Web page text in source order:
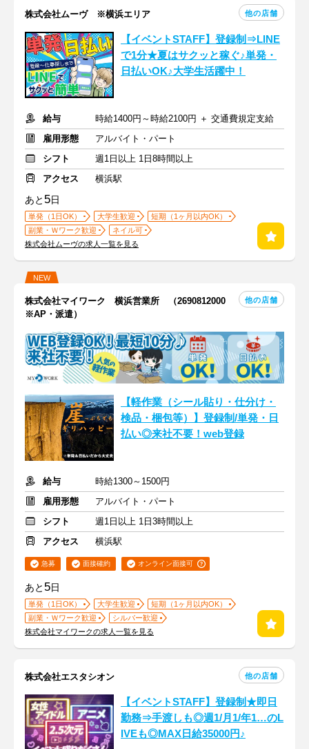
株式会社ムーヴ ※横浜エリア 他の店舗
【イベントSTAFF】登録制⇒LINE
で1分★夏はサクッと稼ぐ♪単発・
日払いOK♪大学生活躍中！
給与
時給1400円～時給2100円 ＋ 交通費規定支給
雇用形態
アルバイト・パート
シフト
週1日以上 1日8時間以上
アクセス
横浜駅
あと 5日
単発（1日OK） 大学生歓迎
短期（1ヶ月以内OK）
副業・Ｗワーク歓迎
ネイル可
株式会社ムーヴの求人一覧を見る
NEW
株式会社マイワーク 横浜営業所 （2690812000
※AP・派遣）
他の店舗
【軽作業（シール貼り・仕分け・
検品・梱包等）】登録制/単発・日
払い◎来社不要！web登録
給与
時給1300～1500円
雇用形態
アルバイト・パート
シフト
週1日以上 1日3時間以上
アクセス
横浜駅
急募 面接確約 オンライン面接可
あと 5日
単発（1日OK） 大学生歓迎
短期（1ヶ月以内OK）
副業・Ｗワーク歓迎
シルバー歓迎
株式会社マイワークの求人一覧を見る
株式会社エスタシオン 他の店舗
【イベントSTAFF】登録制★即日
勤務⇒手渡しも◎週1/月1/年1…のL
IVEも◎MAX日給35000円♪